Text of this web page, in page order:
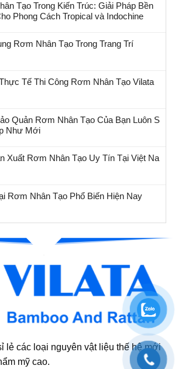
Tạo Trong Kiến Trúc: Giải Pháp Bền
Phong Cách Tropical và Indochine
Rơm Nhân Tạo Trong Trang Trí
Tế Thi Công Rơm Nhân Tạo Vilata
Quản Rơm Nhân Tạo Của Bạn Luôn S
Như Mới
Xuất Rơm Nhân Tạo Uy Tín Tại Việt Na
Rơm Nhân Tạo Phổ Biến Hiện Nay
lẻ các loại nguyên vật liệu thế hệ mới
mỹ cao.